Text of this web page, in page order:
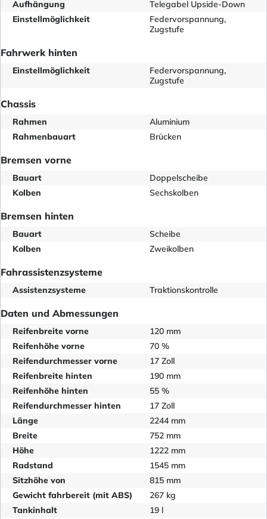
Aufhängung
Telegabel Upside-Down
Einstellmöglichkeit
Federvorspannung,
Zugstufe
Fahrwerk hinten
Einstellmöglichkeit
Federvorspannung,
Zugstufe
Chassis
Rahmen
Aluminium
Rahmenbauart
Brücken
Bremsen vorne
Bauart
Doppelscheibe
Kolben
Sechskolben
Bremsen hinten
Bauart
Scheibe
Kolben
Zweikolben
Fahrassistenzsysteme
Assistenzsysteme Traktionskontrolle
Daten und Abmessungen
Reifenbreite vorne
120 mm
Reifenhöhe vorne
70 %
Reifendurchmesser vorne
17 Zoll
Reifenbreite hinten
190 mm
Reifenhöhe hinten
55 %
Reifendurchmesser hinten
17 Zoll
Länge
2244 mm
Breite
752 mm
Höhe
1222 mm
Radstand
1545 mm
Sitzhöhe von
815 mm
Gewicht fahrbereit (mit ABS)
267 kg
Tankinhalt
19 l